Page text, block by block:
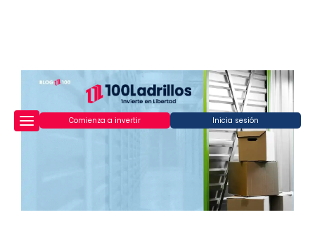
Comienza a invertir Inicia sesión